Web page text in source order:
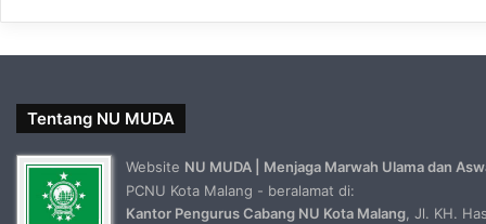
Tentang NU MUDA
Website NU MUDA | Menjaga Marwah Ulama dan
PCNU Kota Malang - beralamat di:
Kantor Pengurus Cabang NU Kota Malang, Jl. KH.